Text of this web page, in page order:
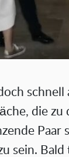
die zu
sein.